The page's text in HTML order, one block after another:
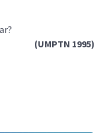
(UMPTN 1995)